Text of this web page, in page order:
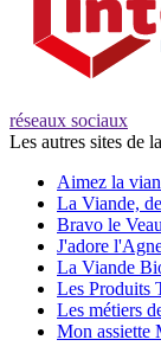
réseaux sociaux
Les autres sites de
Aimez la
La Viande,
Bravo le Veau
J'adore
La Viande
Les Produits
Les métiers
Mon assiette